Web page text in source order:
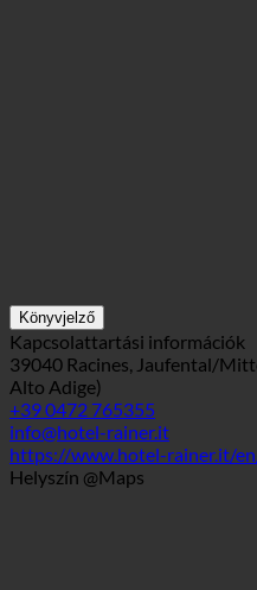
Könyvjelző
Kapcsolattartási információk
39040 Racines, Jaufental/
Alto Adige)
+39 0472 765355
info@hotel-rainer.it
https://www.hotel-rainer.it/en/